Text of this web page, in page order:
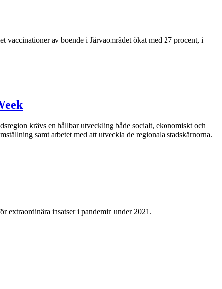
vaccinationer av boende i Järvaområdet ökat med 27 procent, i
krävs en hållbar utveckling både socialt, ekonomiskt och
samt arbetet med att utveckla de regionala stadskärnorna.
extraordinära insatser i pandemin under 2021.